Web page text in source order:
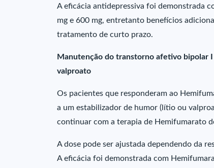
A eficácia antidepressiva foi demonstrada
mg e 600 mg, entretanto benefícios
tratamento de curto prazo.
Manutenção do transtorno afetivo bipolar
valproato
Os pacientes que responderam ao
a um estabilizador de humor (lítio ou
continuar com a terapia de Hemifumarato
A dose pode ser ajustada dependendo da
A eficácia foi demonstrada com